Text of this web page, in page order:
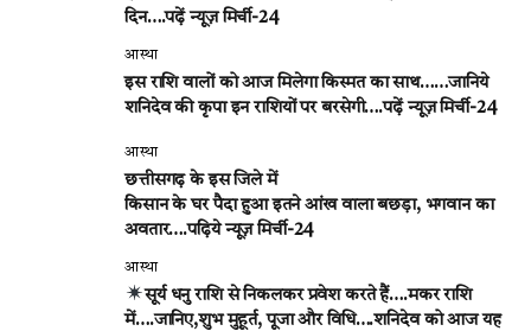
दिन….पढ़ें न्यूज़ मिर्ची-24
आस्था
इस राशि वालों को आज मिलेगा किस्मत का साथ……जानिये
शनिदेव की कृपा इन राशियों पर बरसेगी….पढ़ें न्यूज़ मिर्ची-24
आस्था
छत्तीसगढ़ के इस जिले में
किसान के घर पैदा हुआ इतने आंख वाला बछड़ा, भगवान का
अवतार….पढ़िये न्यूज़ मिर्ची-24
आस्था
सूर्य धनु राशि से निकलकर प्रवेश करते हैं….मकर राशि
में….जानिए,शुभ मुहूर्त, पूजा और विधि….शनिदेव को आज यह